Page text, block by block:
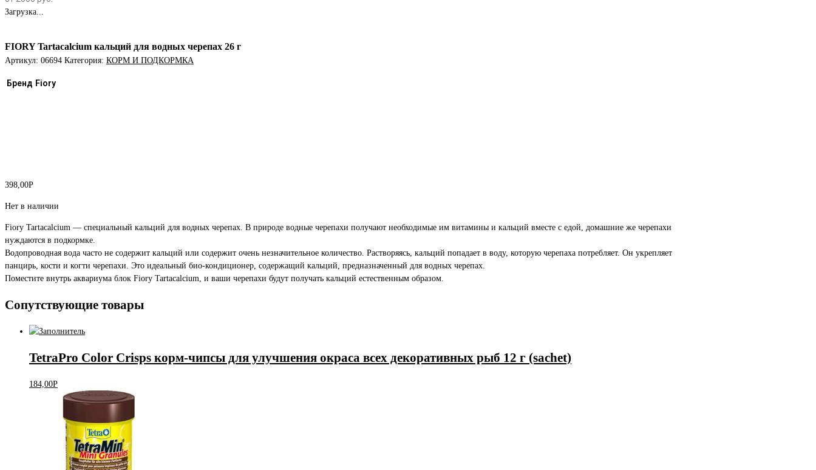
Загрузка...
FIORY Tartacalcium кальций для водных черепах 26 г
Артикул: 06694 Категория: КОРМ И ПОДКОРМКА
Бренд Fiory
398,00Р
Нет в наличии
Fiory Tartacalcium — специальный кальций для водных черепах. В природе водные черепахи получают необходимые им витамины и кальций вместе с едой, домашние же черепахи
нуждаются в подкормке.
Водопроводная вода часто не содержит кальций или содержит очень незначительное количество. Растворяясь, кальций попадает в воду, которую черепаха потребляет. Он укрепляет
панцирь, кости и когти черепахи. Это идеальный био-кондиционер, содержащий кальций, предназначенный для водных черепах.
Поместите внутрь аквариума блок Fiory Tartacalcium, и ваши черепахи будут получать кальций естественным образом.
Сопутствующие товары
TetraPro Color Crisps корм-чипсы для улучшения окраса всех декоративных рыб 12 г (sachet)
184,00Р